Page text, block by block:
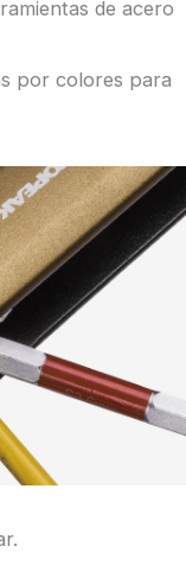
de acero
por colores para